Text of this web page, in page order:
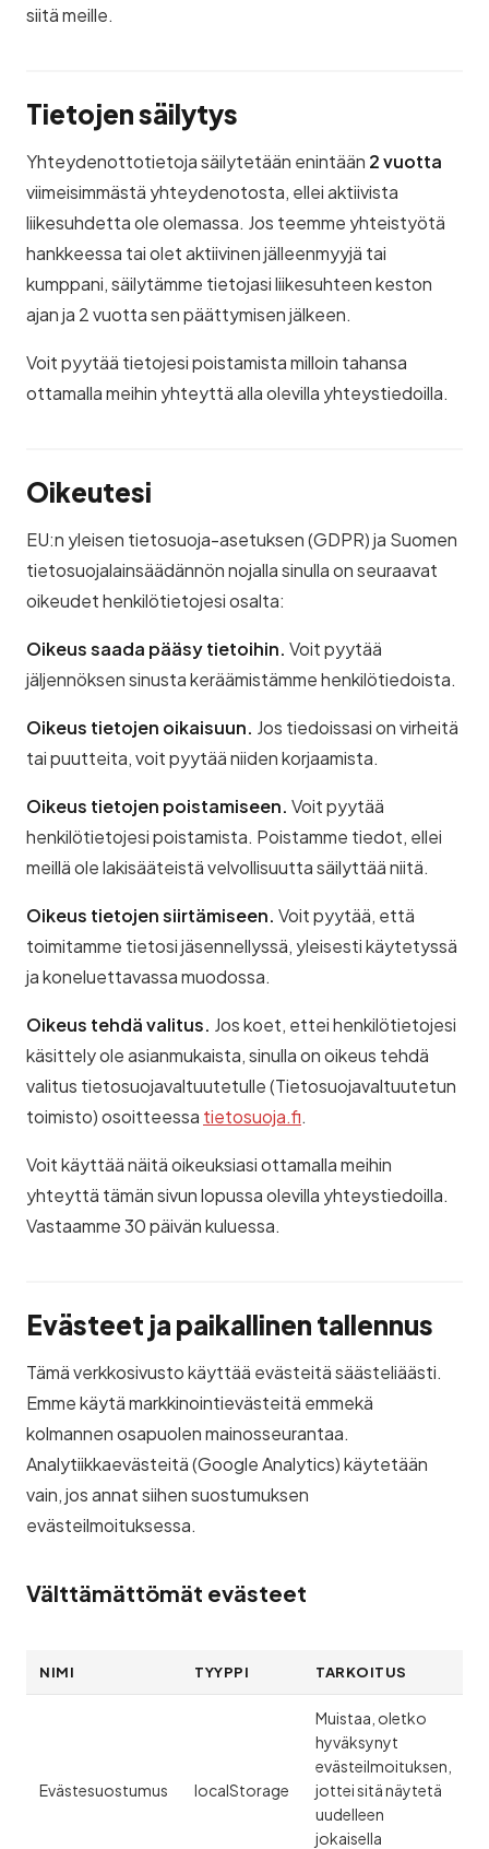
siitä meille.
Tietojen säilytys
Yhteydenottotietoja säilytetään enintään 2 vuotta
viimeisimmästä yhteydenotosta, ellei aktiivista
liikesuhdetta ole olemassa. Jos teemme yhteistyötä
hankkeessa tai olet aktiivinen jälleenmyyjä tai
kumppani, säilytämme tietojasi liikesuhteen keston
ajan ja 2 vuotta sen päättymisen jälkeen.
Voit pyytää tietojesi poistamista milloin tahansa
ottamalla meihin yhteyttä alla olevilla yhteystiedoilla.
Oikeutesi
EU:n yleisen tietosuoja-asetuksen (GDPR) ja Suomen
tietosuojalainsäädännön nojalla sinulla on seuraavat
oikeudet henkilötietojesi osalta:
Oikeus saada pääsy tietoihin. Voit pyytää
jäljennöksen sinusta keräämistämme henkilötiedoista.
Oikeus tietojen oikaisuun. Jos tiedoissasi on virheitä
tai puutteita, voit pyytää niiden korjaamista.
Oikeus tietojen poistamiseen. Voit pyytää
henkilötietojesi poistamista. Poistamme tiedot, ellei
meillä ole lakisääteistä velvollisuutta säilyttää niitä.
Oikeus tietojen siirtämiseen. Voit pyytää, että
toimitamme tietosi jäsennellyssä, yleisesti käytetyssä
ja koneluettavassa muodossa.
Oikeus tehdä valitus. Jos koet, ettei henkilötietojesi
käsittely ole asianmukaista, sinulla on oikeus tehdä
valitus tietosuojavaltuutetulle (Tietosuojavaltuutetun
toimisto) osoitteessa tietosuoja.fi.
Voit käyttää näitä oikeuksiasi ottamalla meihin
yhteyttä tämän sivun lopussa olevilla yhteystiedoilla.
Vastaamme 30 päivän kuluessa.
Evästeet ja paikallinen tallennus
Tämä verkkosivusto käyttää evästeitä säästeliäästi.
Emme käytä markkinointievästeitä emmekä
kolmannen osapuolen mainosseurantaa.
Analytiikkaevästeitä (Google Analytics) käytetään
vain, jos annat siihen suostumuksen
evästeilmoituksessa.
Välttämättömät evästeet
NIMI TYYPPI TARKOITUS
Evästesuostumus localStorage
Muistaa, oletko
hyväksynyt
evästeilmoituksen,
jottei sitä näytetä
uudelleen
jokaisella